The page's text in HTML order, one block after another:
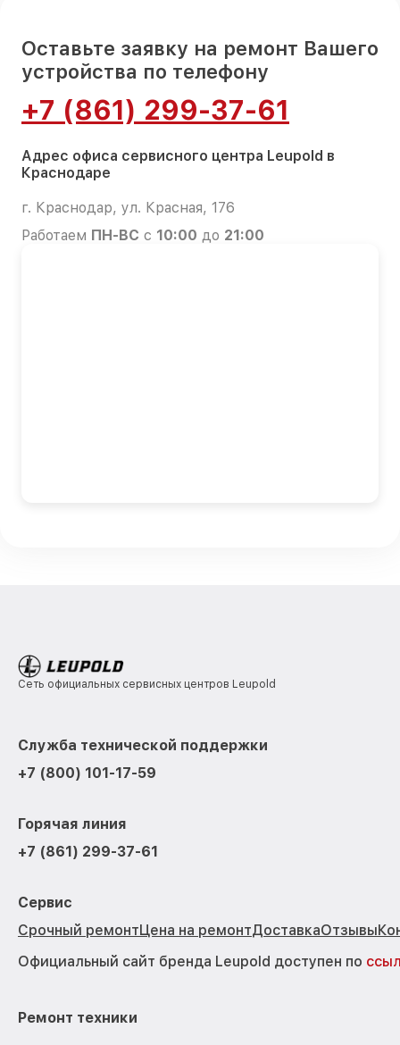
Оставьте заявку на ремонт Вашего
устройства по телефону
+7 (861) 299-37-61
Адрес офиса сервисного центра Leupold в
Краснодаре
г. Краснодар, ул. Красная, 176
Работаем ПН-ВС с 10:00 до 21:00
Сеть официальных сервисных центров Leupold
Служба технической поддержки
+7 (800) 101-17-59
Горячая линия
+7 (861) 299-37-61
Сервис
Срочный ремонтЦена на ремонтДоставкаОтзывы
Официальный сайт бренда Leupold доступен по
Ремонт техники